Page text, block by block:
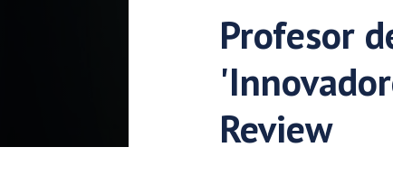
Profesor
Review